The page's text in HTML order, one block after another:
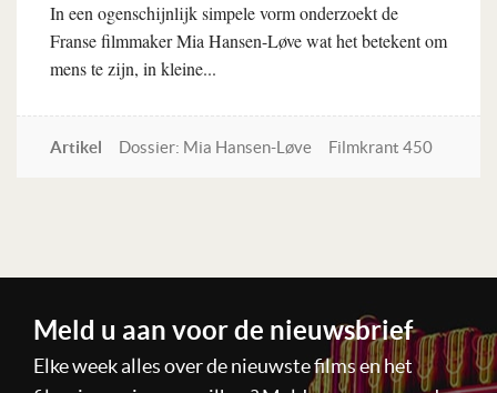
In een ogenschijnlijk simpele vorm onderzoekt de
Franse filmmaker Mia Hansen-Løve wat het betekent om
mens te zijn, in kleine...
Artikel Dossier: Mia Hansen-Løve Filmkrant 450
Meld u aan voor de nieuwsbrief
Elke week alles over de nieuwste films en het